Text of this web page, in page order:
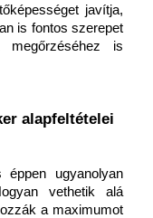
javítja,
is fontos szerepet
is
alapfeltételei
ugyanolyan
vethetik alá
a maximumot